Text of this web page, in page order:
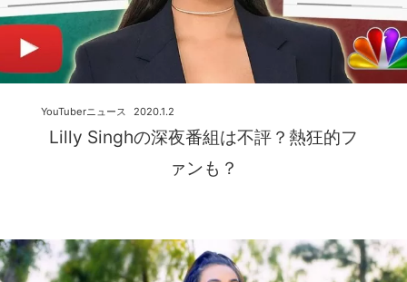
Lilly Singhの深夜番組は不評？熱狂的フ
ァンも？
2020.1.2
YouTuberニュース